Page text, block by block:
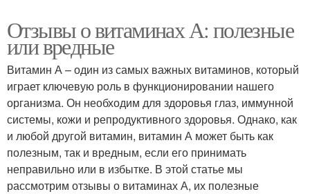
Отзывы о витаминах А: полезные
или вредные
Витамин А – один из самых важных витаминов, который
играет ключевую роль в функционировании нашего
организма. Он необходим для здоровья глаз, иммунной
системы, кожи и репродуктивного здоровья. Однако, как
и любой другой витамин, витамин А может быть как
полезным, так и вредным, если его принимать
неправильно или в избытке. В этой статье мы
рассмотрим отзывы о витаминах А, их полезные